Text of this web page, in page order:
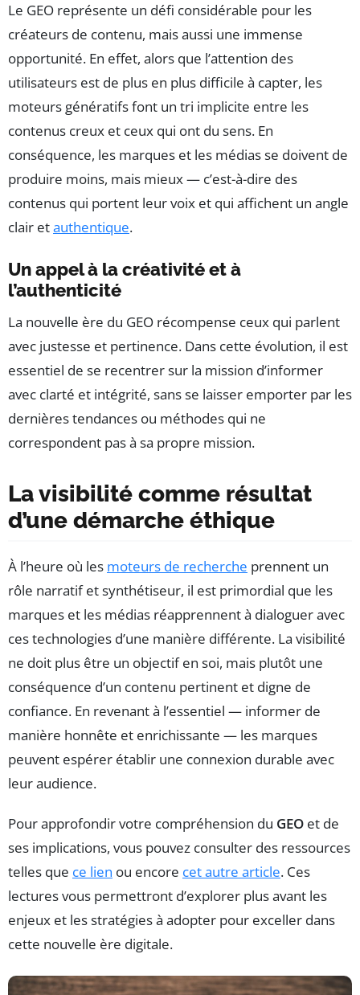
Le GEO représente un défi considérable pour les
créateurs de contenu, mais aussi une immense
opportunité. En effet, alors que l’attention des
utilisateurs est de plus en plus difficile à capter, les
moteurs génératifs font un tri implicite entre les
contenus creux et ceux qui ont du sens. En
conséquence, les marques et les médias se doivent de
produire moins, mais mieux — c’est-à-dire des
contenus qui portent leur voix et qui affichent un angle
clair etauthentique.
Un appel à la créativité et à
l’authenticité
La nouvelle ère du GEO récompense ceux qui parlent
avec justesse et pertinence. Dans cette évolution, il est
essentiel de se recentrer sur la mission d’informer
avec clarté et intégrité, sans se laisser emporter par les
dernières tendances ou méthodes qui ne
correspondent pas à sa propre mission.
La visibilité comme résultat
d’une démarche éthique
À l’heure où les moteurs de recherche prennent un
rôle narratif et synthétiseur, il est primordial que les
marques et les médias réapprennent à dialoguer avec
ces technologies d’une manière différente. La visibilité
ne doit plus être un objectif en soi, mais plutôt une
conséquence d’un contenu pertinent et digne de
confiance. En revenant à l’essentiel — informer de
manière honnête et enrichissante — les marques
peuvent espérer établir une connexion durable avec
leur audience.
Pour approfondir votre compréhension du GEO et de
ses implications, vous pouvez consulter des ressources
telles que ce lien ou encore cet autre article. Ces
lectures vous permettront d’explorer plus avant les
enjeux et les stratégies à adopter pour exceller dans
cette nouvelle ère digitale.